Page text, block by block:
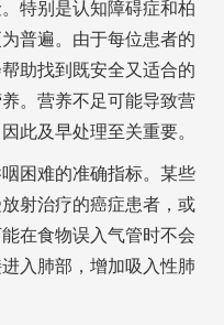
特别是认知障碍症和柏
普遍。由于每位患者的
助找到既安全又适合的
。营养不足可能导致营
此及早处理至关重要。
困难的准确指标。某些
射治疗的癌症患者，或
在食物误入气管时不会
入肺部，增加吸入性肺